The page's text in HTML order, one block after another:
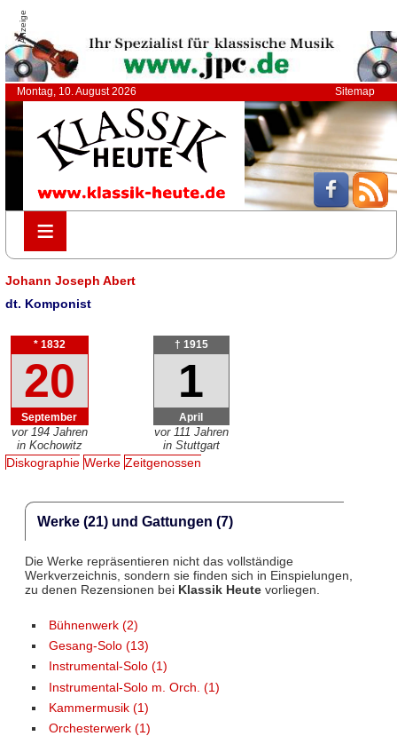
Anzeige
Montag, 10. August 2026 Sitemap
≡
≡
Johann Joseph Abert
dt. Komponist
* 1832
20
September
vor 194 Jahren
in Kochowitz
† 1915
1
April
vor 111 Jahren
in Stuttgart
Diskographie Werke Zeitgenossen
Werke (21) und Gattungen (7)
Die Werke repräsentieren nicht das vollständige
Werkverzeichnis, sondern sie finden sich in Einspielungen,
zu denen Rezensionen bei Klassik Heutevorliegen.
Bühnenwerk (2)
Gesang-Solo (13)
Instrumental-Solo (1)
Instrumental-Solo m. Orch. (1)
Kammermusik (1)
Orchesterwerk (1)